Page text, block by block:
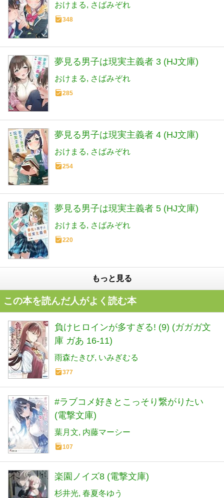
おけまる さばみぞれ
348
夢見る男子は現実主義者 3 (HJ文庫)
おけまる さばみぞれ
285
夢見る男子は現実主義者 4 (HJ文庫)
おけまる さばみぞれ
254
夢見る男子は現実主義者 5 (HJ文庫)
おけまる さばみぞれ
220
もっと見る
この本を読んだ人がよく読む本
負けヒロインが多すぎる! (9) (ガガガ文
庫 ガあ 16-11)
雨森たきび いみぎむる
377
#ラブコメ好きとこっそり繋がりたい
(電撃文庫)
葉月文 内藤マーシー
107
楽園ノイズ8 (電撃文庫)
杉井光 春夏冬ゆう